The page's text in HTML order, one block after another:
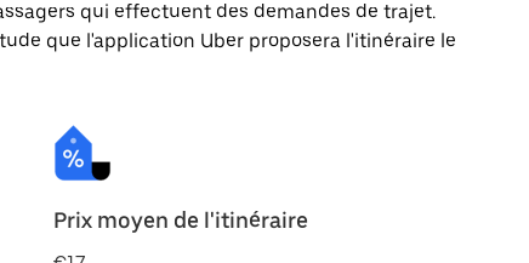
qui effectuent des demandes de trajet.
que l'application Uber proposera l'itinéraire le
Prix moyen de l'itinéraire